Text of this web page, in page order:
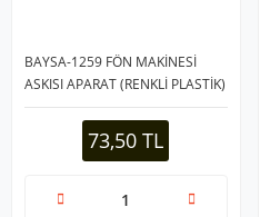
BAYSA-1259 FÖN MAKİNESİ
ASKISI APARAT (RENKLİ PLASTİK)
(GEYİK FİGÜRLÜ) ( 360° KOLLU )
(YAPIŞKANLI MONTAJ)*200
73,50 TL